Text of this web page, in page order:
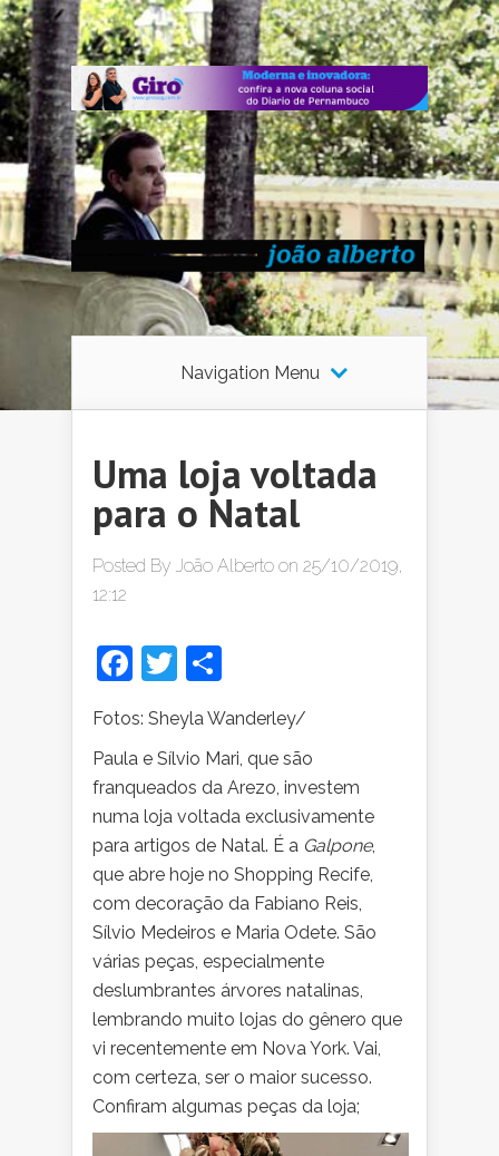
Navigation Menu
Uma loja voltada
para o Natal
Posted By João Alberto on 25/10/2019,
12:12
Facebook
Twitter
Fotos: Sheyla Wanderley/
Paula e Sílvio Mari, que são
franqueados da Arezo, investem
numa loja voltada exclusivamente
para artigos de Natal. É a Galpone,
que abre hoje no Shopping Recife,
com decoração da Fabiano Reis,
Sílvio Medeiros e Maria Odete. São
várias peças, especialmente
deslumbrantes árvores natalinas,
lembrando muito lojas do gênero que
vi recentemente em Nova York. Vai,
com certeza, ser o maior sucesso.
Confiram algumas peças da loja;